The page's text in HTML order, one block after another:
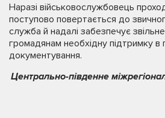
Наразі військовослужбовець
поступово повертається до
служба й надалі забезпечує
громадянам необхідну підтримку в
документування.
Центрально-південне